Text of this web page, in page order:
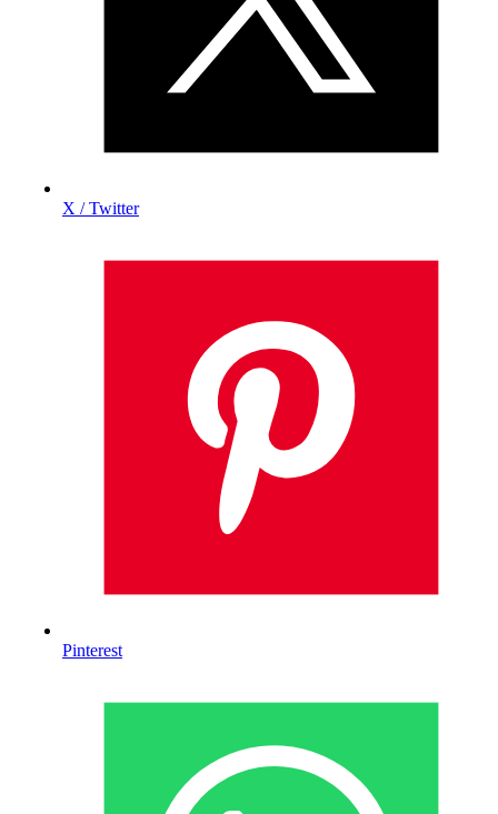
X / Twitter
Pinterest